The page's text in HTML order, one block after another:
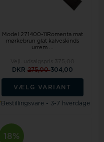
Model 271400-11Romenta mat
mørkebrun glat kalveskinds
urrem ...
DKR 275,00304,00
VÆLG VARIANT
Bestillingsvare - 3-7 hverdage
18%